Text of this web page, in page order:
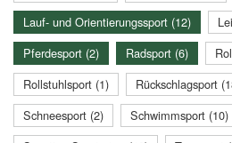
Lauf- und Orientierungssport (12)
Pferdesport (2)
Radsport (6)
Rollstuhlsport (1)
Rückschlagsport
Schneesport (2)
Schwimmsport (10)